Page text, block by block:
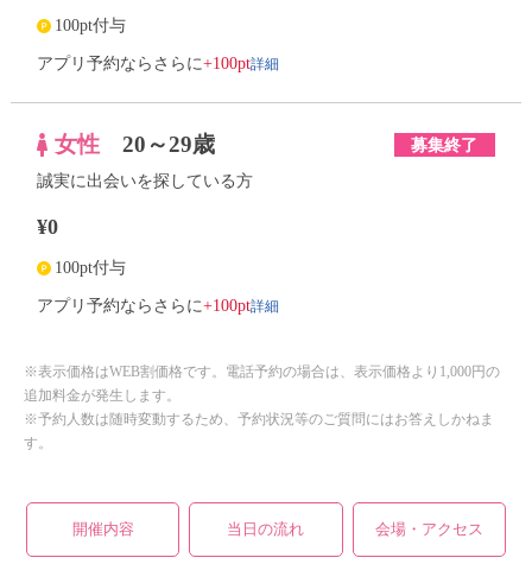
100pt付与
アプリ予約ならさらに+100pt詳細
女性 20～29歳 募集終了
誠実に出会いを探している方
¥0
100pt付与
アプリ予約ならさらに+100pt詳細
※表示価格はWEB割価格です。電話予約の場合は、表示価格より1,000円の
追加料金が発生します。
※予約人数は随時変動するため、予約状況等のご質問にはお答えしかねま
す。
開催内容 当日の流れ 会場・アクセス